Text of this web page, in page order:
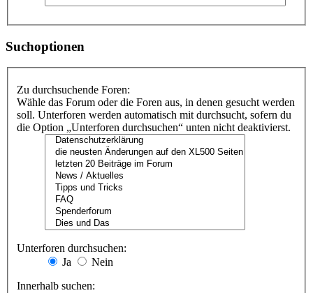
Suchoptionen
Zu durchsuchende Foren:
Wähle das Forum oder die Foren aus, in denen gesucht werden
soll. Unterforen werden automatisch mit durchsucht, sofern du
die Option „Unterforen durchsuchen“ unten nicht deaktivierst.
Unterforen durchsuchen:
Ja
Nein
Innerhalb suchen: